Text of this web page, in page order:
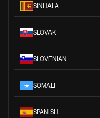
SINHALA
SLOVAK
SLOVENIAN
SOMALI
SPANISH